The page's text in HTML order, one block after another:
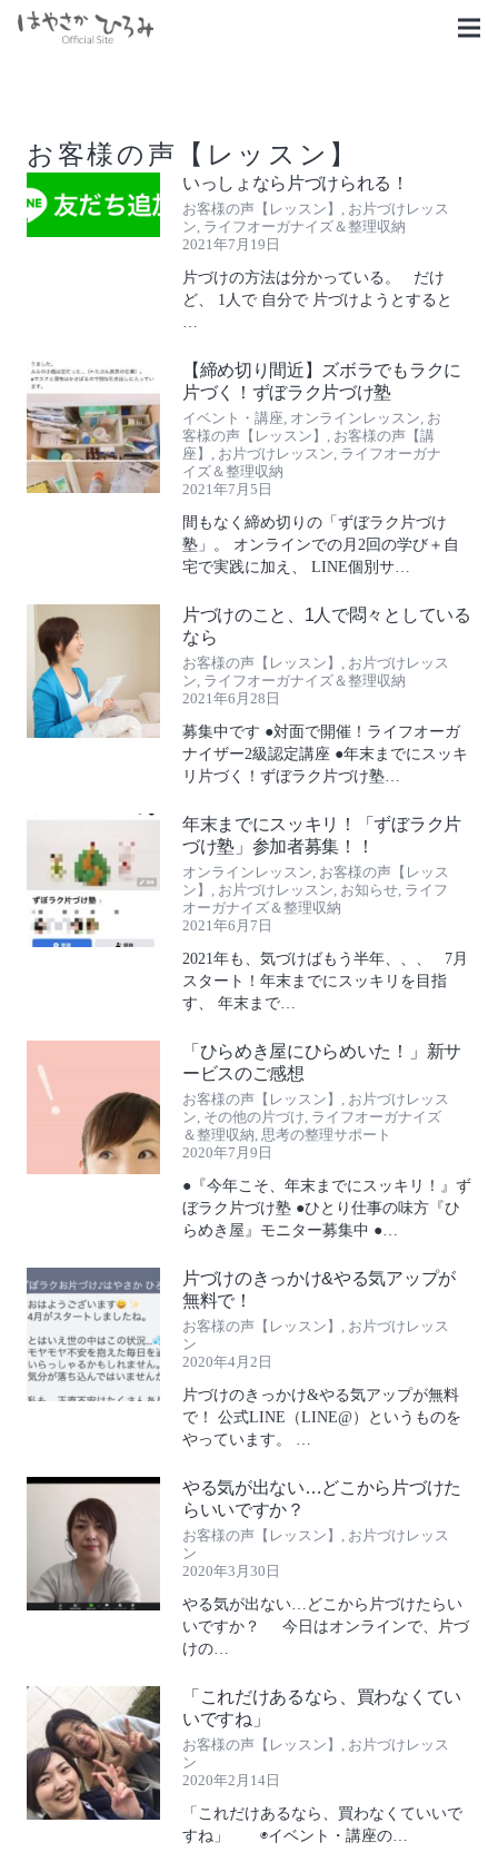
お客様の声【レッスン】
いっしょなら片づけられる！
お客様の声【レッスン】
お片づけレッス
ン ライフオーガナイズ＆整理収納
2021年7月19日
片づけの方法は分かっている。 だけ
ど、 1人で 自分で 片づけようとすると
【締め切り間近】ズボラでもラクに
片づく！ずぼラク片づけ塾
イベント・講座 オンラインレッスン お
客様の声【レッスン】
お客様の声【講
座】
お片づけレッスン ライフオーガナ
イズ＆整理収納
2021年7月5日
間もなく締め切りの「ずぼラク片づけ
塾」。 オンラインでの月2回の学び＋自
宅で実践に加え、 LINE個別サ…
片づけのこと、1人で悶々としている
なら
お客様の声【レッスン】
お片づけレッス
ン ライフオーガナイズ＆整理収納
2021年6月28日
募集中です ●対面で開催！ライフオーガ
ナイザー2級認定講座 ●年末までにスッキ
リ片づく！ずぼラク片づけ塾…
年末までにスッキリ！「ずぼラク片
づけ塾」参加者募集！！
オンラインレッスン お客様の声【レッス
ン】
お片づけレッスン お知らせ ライフ
オーガナイズ＆整理収納
2021年6月7日
2021年も、気づけばもう半年、、、 7月
スタート！年末までにスッキリを目指
す、 年末まで…
「ひらめき屋にひらめいた！」新サ
ービスのご感想
お客様の声【レッスン】
お片づけレッス
ン その他の片づけ ライフオーガナイズ
＆整理収納 思考の整理サポート
2020年7月9日
●『今年こそ、年末までにスッキリ！』ず
ぼラク片づけ塾 ●ひとり仕事の味方『ひ
らめき屋』モニター募集中 ●…
片づけのきっかけ&やる気アップが
無料で！
お客様の声【レッスン】
お片づけレッス
ン
2020年4月2日
片づけのきっかけ&やる気アップが無料
で！ 公式LINE（LINE@）というものを
やっています。 …
やる気が出ない…どこから片づけた
らいいですか？
お客様の声【レッスン】
お片づけレッス
ン
2020年3月30日
やる気が出ない…どこから片づけたらい
いですか？ 今日はオンラインで、片づ
けの…
「これだけあるなら、買わなくてい
いですね」
お客様の声【レッスン】
お片づけレッス
ン
2020年2月14日
「これだけあるなら、買わなくていいで
すね」 ◉イベント・講座の…